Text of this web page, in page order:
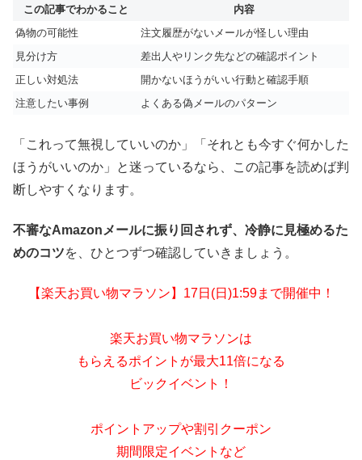
この記事でわかること
内容
偽物の可能性
注文履歴がないメールが怪しい理由
見分け方
差出人やリンク先などの確認ポイント
正しい対処法
開かないほうがいい行動と確認手順
注意したい事例
よくある偽メールのパターン
「これって無視していいのか」「それとも今すぐ何かした
ほうがいいのか」と迷っているなら、この記事を読めば判
断しやすくなります。
不審なAmazonメールに振り回されず、冷静に見極めるた
めのコツを、ひとつずつ確認していきましょう。
【楽天お買い物マラソン】17日(日)1:59まで開催中！
楽天お買い物マラソンは
もらえるポイントが最大11倍になる
ビックイベント！
ポイントアップや割引クーポン
期間限定イベントなど